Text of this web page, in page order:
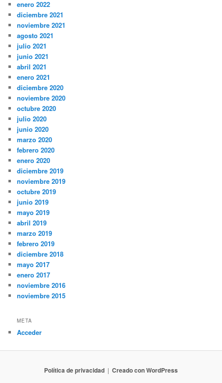
enero 2022
diciembre 2021
noviembre 2021
agosto 2021
julio 2021
junio 2021
abril 2021
enero 2021
diciembre 2020
noviembre 2020
octubre 2020
julio 2020
junio 2020
marzo 2020
febrero 2020
enero 2020
diciembre 2019
noviembre 2019
octubre 2019
junio 2019
mayo 2019
abril 2019
marzo 2019
febrero 2019
diciembre 2018
mayo 2017
enero 2017
noviembre 2016
noviembre 2015
META
Acceder
Política de privacidad Creado con WordPress